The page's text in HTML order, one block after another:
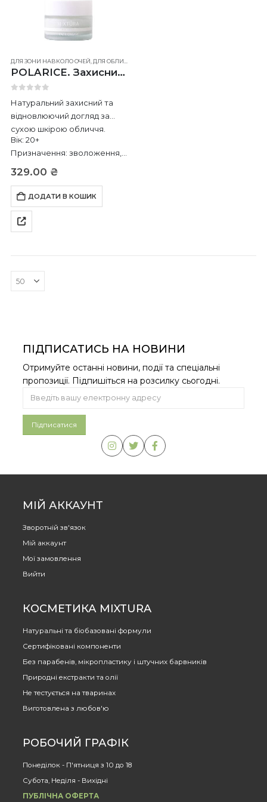
ДЛЯ ЗОНИ НАВКОЛО ОЧЕЙ ДЛЯ ОБЛИЧЧЯ
POLARICE. Захисний та зволожуючий крем для обличчя
Натуральний захисний та
відновлюючий догляд за
сухою шкірою обличчя.
Вік: 20+
Призначення: зволоження,
захист від зневоднення під
впливом морозу та
обвітрювання.
Час застосування:
універсальний
Тип шкіри: сухий,
Об’єм: 15ml
329.00 ₴
ДОДАТИ В КОШИК
ПІДПИСАТИСЬ НА НОВИНИ
Отримуйте останні новини, події та спеціальні
пропозиції. Підпишіться на розсилку сьогодні.
МІЙ АККАУНТ
Зворотній зв'язок
Мій аккаунт
Мої замовлення
Вийти
КОСМЕТИКА MIXTURA
Натуральні та біобазовані формули
Сертифіковані компоненти
Без парабенів, мікропластику і штучних барвників
Природні екстракти та олії
Не тестується на тваринах
Виготовлена з любов'ю
РОБОЧИЙ ГРАФІК
Понеділок - П'ятниця з 10 до 18
Субота, Неділя - Вихідні
ПУБЛІЧНА ОФЕРТА